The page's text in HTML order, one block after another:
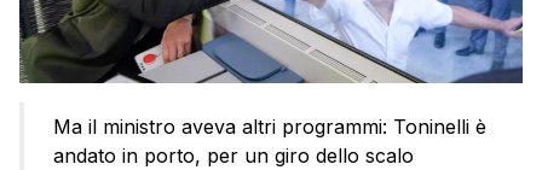
Ma il ministro aveva altri programmi: Toninelli è
andato in porto, per un giro dello scalo